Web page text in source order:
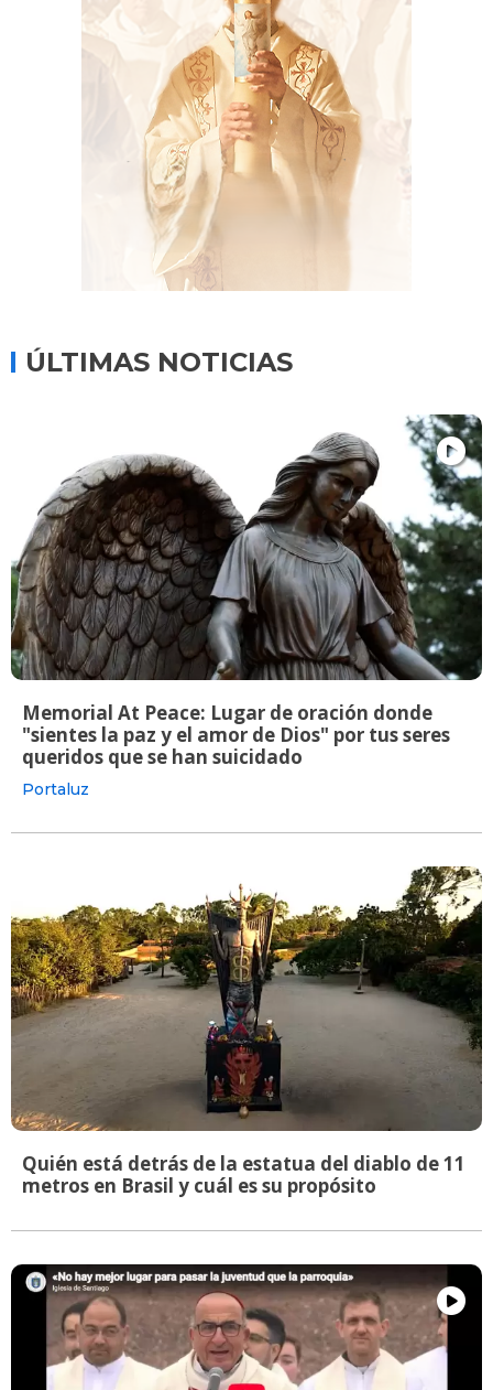
ÚLTIMAS NOTICIAS
Memorial At Peace: Lugar de oración donde
"sientes la paz y el amor de Dios" por tus seres
queridos que se han suicidado
Portaluz
Quién está detrás de la estatua del diablo de 11
metros en Brasil y cuál es su propósito